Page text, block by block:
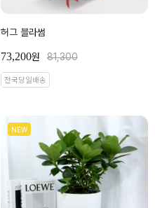
허그 블라썸
73,200원 81,300
전국당일배송
NEW